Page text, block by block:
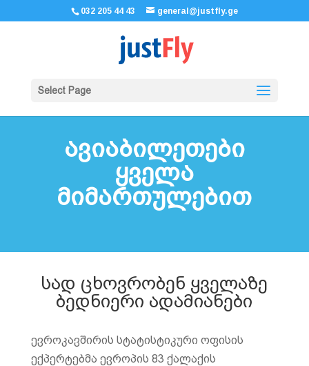
032 205 44 43 general@justfly.ge
Select Page
ავიაბილეთები
ყველა
მიმართულებით
სად ცხოვრობენ ყველაზე
ბედნიერი ადამიანები
ევროკავშირის სტატისტიკური ოფისის
ექპერტებმა ევროპის 83 ქალაქის